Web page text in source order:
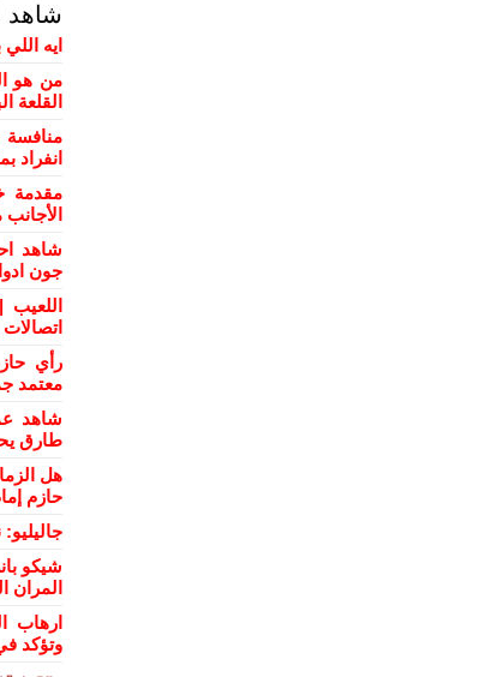
شاهد
ايه
من هو
القلعة
انفراد
مقدمة
شاهد
جون
رأي
معتمد
شاهد
طارق
هل
حازم
شيكو
المران
ارهاب
وتؤكد